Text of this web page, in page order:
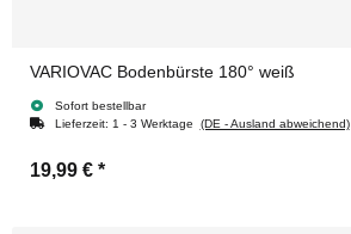
VARIOVAC Bodenbürste 180° weiß
Sofort bestellbar
Lieferzeit: 1 - 3 Werktage (DE - Ausland abweichend)
19,99 € *